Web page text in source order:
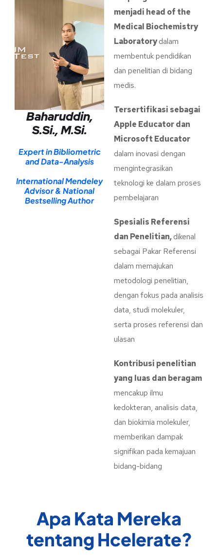
Baharuddin,
S.Si., M.Si.
Expert in Bibliometric
and Data-Analysis
International Mendeley
Advisor & National
Bestselling Author
menjadi head of the
Medical Biochemistry
Laboratorydalam
membentuk pendidikan
dan penelitian di bidang
medis.
Tersertifikasi sebagai
Apple Educator dan
Microsoft Educator
dalam inovasi dengan
mengintegrasikan
teknologi ke dalam proses
pembelajaran
Spesialis Referensi
dan Penelitian,dikenal
sebagai Pakar Referensi
dalam memajukan
metodologi penelitian,
dengan fokus pada analisis
data, studi molekuler,
serta proses referensi dan
ulasan
Kontribusi penelitian
yang luas dan beragam
mencakup ilmu
kedokteran, analisis data,
dan biokimia molekuler,
memberikan dampak
signifikan pada kemajuan
bidang-bidang
Apa Kata Mereka
tentang Hcelerate?